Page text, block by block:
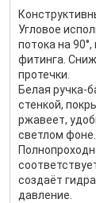
Угловое
потока на
фитинга.
протечки.
Белая ручка-
стенкой,
ржавеет,
светлом фоне.
создаёт
давление.